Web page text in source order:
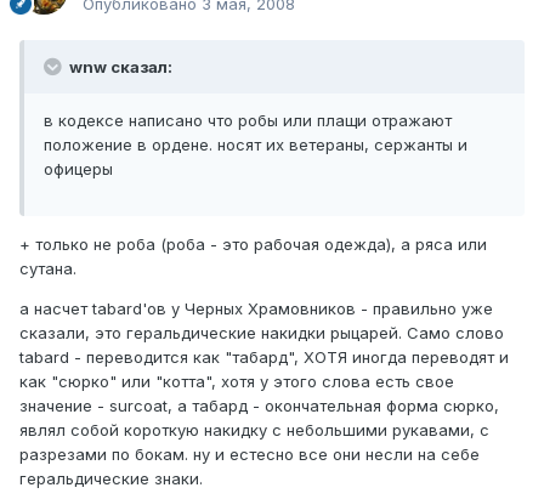
wnw сказал:
в кодексе написано что робы или плащи отражают
положение в ордене. носят их ветераны, сержанты и
офицеры
+ только не роба (роба - это рабочая одежда), а ряса или
сутана.
а насчет tabard'ов у Черных Храмовников - правильно уже
сказали, это геральдические накидки рыцарей. Само слово
tabard - переводится как "табард", ХОТЯ иногда переводят и
как "сюрко" или "котта", хотя у этого слова есть свое
значение - surcoat, а табард - окончательная форма сюрко,
являл собой короткую накидку с небольшими рукавами, с
разрезами по бокам. ну и естесно все они несли на себе
геральдические знаки.